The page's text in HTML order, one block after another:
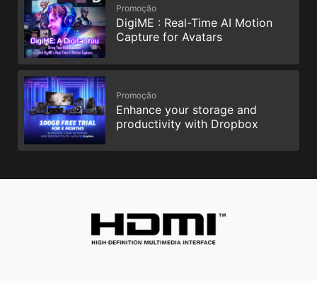
Promoção
DigiME : Real-Time AI Motion
Capture for Avatars
Promoção
Enhance your storage and
productivity with Dropbox